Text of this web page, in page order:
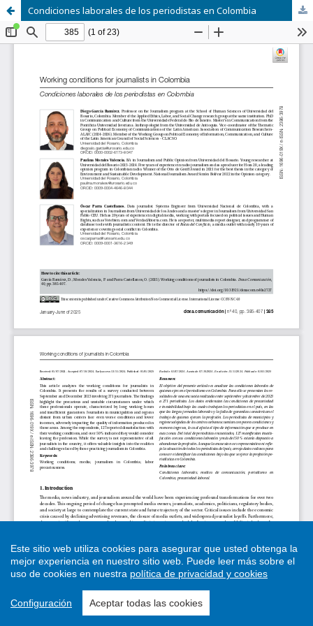
Condiciones laborales de los periodistas en Colombia
Este sitio web utiliza cookies para asegurar que usted obtenga la
mejor experiencia en nuestro sitio web. Puede leer más sobre el
uso de cookies en nuestra política de privacidad y cookies
Configuración Aceptar todas las cookies